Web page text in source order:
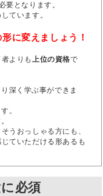
要となります。
ています。
に変えましょう！
よりも上位の資格で
深く学ぶ事ができま
。
うおっしゃる方にも、
ていただける形あるも
必須